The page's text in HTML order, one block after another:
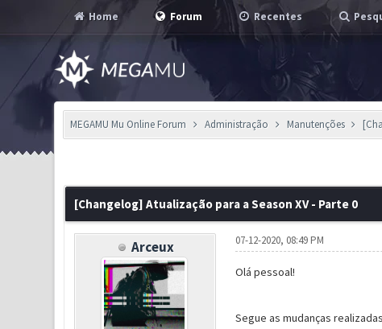
Home Forum Recentes
MEGAMU Mu Online Forum Administração Manutenções
[Changelog] Atualização para a Season XV - Parte 0
Arceux 07-12-2020, 08:49 PM
Olá pessoal!
Segue as mudanças